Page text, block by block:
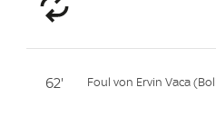
62' Foul von Ervin Vaca